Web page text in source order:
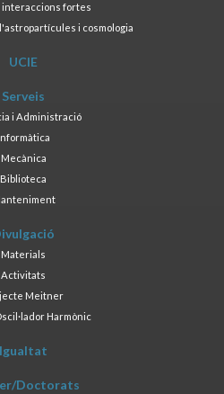
interaccions fortes
i cosmologia
UCIE
Serveis
i Administració
Mecànica
Biblioteca
Materials
Activitats
Meitner
Harmònic
Igualtat
Doctorats